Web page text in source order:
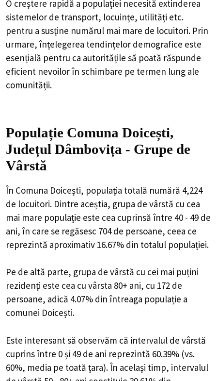
O creștere rapidă a populației necesită extinderea
sistemelor de transport, locuințe, utilități etc.
pentru a susține numărul mai mare de locuitori. Prin
urmare, înțelegerea tendințelor demografice este
esențială pentru ca autoritățile să poată răspunde
eficient nevoilor în schimbare pe termen lung ale
comunității.
Populație Comuna Doicești,
Județul Dâmbovița - Grupe de
Vârstă
În Comuna Doicești, populația totală numără 4,224
de locuitori. Dintre aceștia, grupa de vârstă cu cea
mai mare populație este cea cuprinsă între 40 - 49 de
ani, în care se regăsesc 704 de persoane, ceea ce
reprezintă aproximativ 16.67% din totalul populației.
Pe de altă parte, grupa de vârstă cu cei mai puțini
rezidenți este cea cu vârsta 80+ ani, cu 172 de
persoane, adică 4.07% din întreaga populație a
comunei Doicești.
Este interesant să observăm că intervalul de vârstă
cuprins între 0 și 49 de ani reprezintă 60.39% (vs.
60%, media pe toată țara). În același timp, intervalul